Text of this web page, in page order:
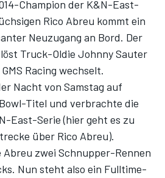
Champion der K&N-East-
Rico Abreu kommt ein
Neuzugang an Bord. Der
Truck-Oldie Johnny Sauter
Racing wechselt.
Nacht von Samstag auf
Titel und verbrachte die
East-Serie (hier geht es zu
über Rico Abreu).
Abreu zwei Schnupper-Rennen
Nun steht also ein Fulltime-